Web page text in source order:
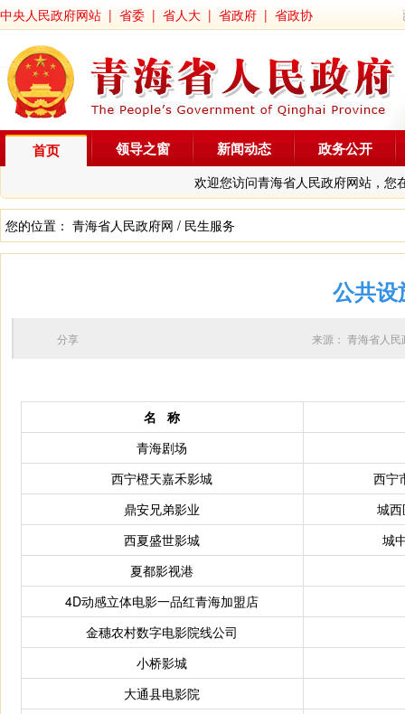
中央人民政府网站 | 省委 | 省人大 | 省政府 | 省政协
首页
欢迎您访问青海省人民政府网站，您
领导之窗 新闻动态 政务公开
您的位置： 青海省人民政府网 / 民生服务
公共
来源： 青海省人
分享
名
称
青海剧场
西宁橙天嘉禾影城
西宁
鼎安兄弟影业
城
西夏盛世影城
城
夏都影视港
4D动感立体电影一品红青海加盟店
金穗农村数字电影院线公司
小桥影城
大通县电影院